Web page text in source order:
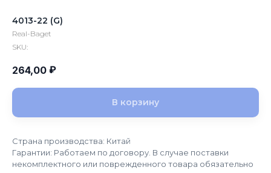
4013-22 (G)
Real-Baget
SKU:
264,00 ₽
В корзину
Страна производства: Китай
Гарантии: Работаем по договору. В случае поставки
некомплектного или поврежденного товара обязательно